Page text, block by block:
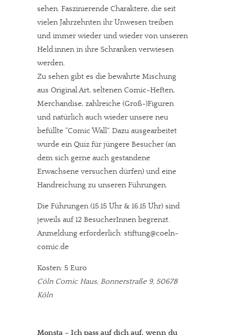
Dir gefällt unsere Arbeit?
meinesuedstadt.de finanziert sich durch Partnerprofile und
stark zurückgegangen.
sehen. Faszinierende Charaktere, die seit
vielen Jahrzehnten ihr Unwesen treiben
und immer wieder und wieder von unseren
Held:innen in ihre Schranken verwiesen
werden.
Zu sehen gibt es die bewährte Mischung
aus Original Art, seltenen Comic-Heften,
Merchandise, zahlreiche (Groß-)Figuren
und natürlich auch wieder unsere neu
befüllte ”Comic Wall“. Dazu ausgearbeitet
wurde ein Quiz für jüngere Besucher (an
dem sich gerne auch gestandene
Erwachsene versuchen dürfen) und eine
Handreichung zu unseren Führungen.
Die Führungen (15.15 Uhr & 16.15 Uhr) sind
jeweils auf 12 BesucherInnen begrenzt.
Anmeldung erforderlich: stiftung@coeln-
comic.de
Kosten: 5 Euro
Cöln Comic Haus, Bonnerstraße 9, 50678
Köln
Monsta – Ich pass auf dich auf, wenn du